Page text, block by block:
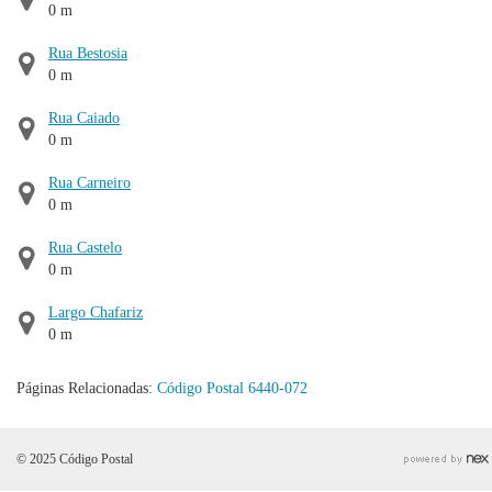
0 m
Rua Bestosia
0 m
Rua Caiado
0 m
Rua Carneiro
0 m
Rua Castelo
0 m
Largo Chafariz
0 m
Páginas Relacionadas: Código Postal 6440-072
© 2025 Código Postal